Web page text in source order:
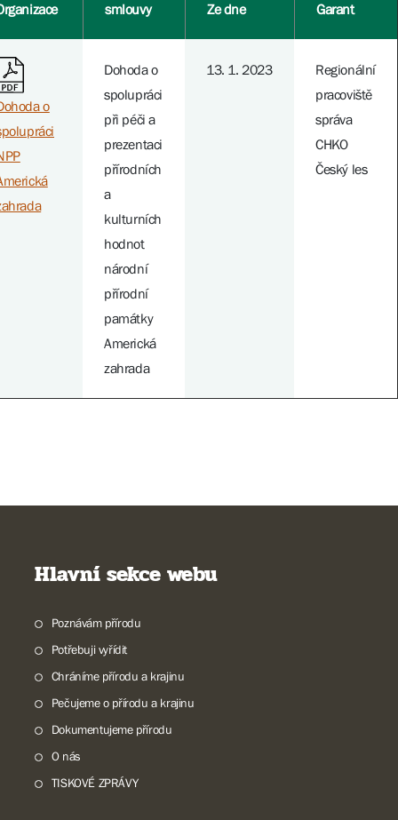
smlouvy
Ze dne Garant
o
Dohoda o
spolupráci
při péči a
prezentaci
přírodních
a
kulturních
hodnot
národní
přírodní
památky
Americká
zahrada
13. 1. 2023
Regionální
pracoviště
správa
CHKO
Český les
Hlavní sekce webu
Poznávám přírodu
Potřebuji vyřídit
Chráníme přírodu a krajinu
Pečujeme o přírodu a krajinu
Dokumentujeme přírodu
O nás
TISKOVÉ ZPRÁVY